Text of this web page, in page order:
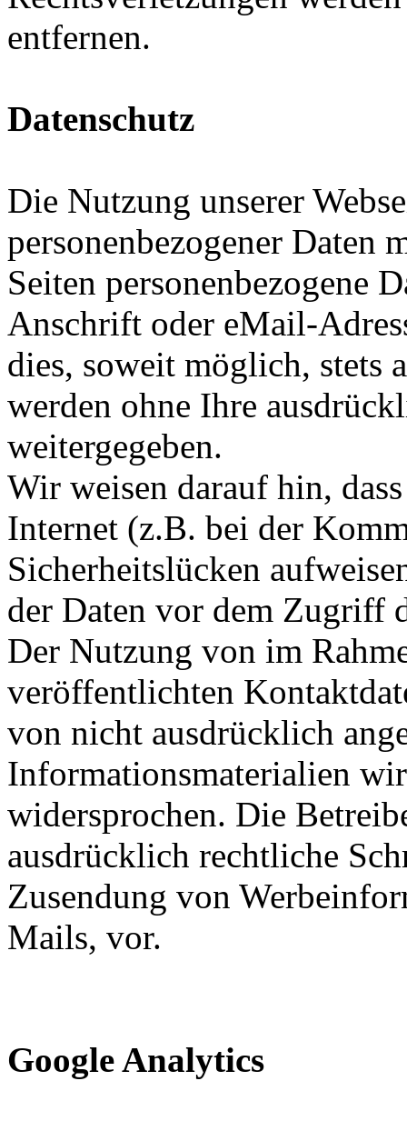
entfernen.
Datenschutz
Die Nutzung unserer
personenbezogener Daten
Seiten personenbezogene
Anschrift oder eMail-
dies, soweit möglich, stets
werden ohne Ihre
weitergegeben.
Wir weisen darauf hin,
Internet (z.B. bei der
Sicherheitslücken
der Daten vor dem Zugriff
Der Nutzung von im
veröffentlichten
von nicht ausdrücklich
Informationsmaterialien
widersprochen. Die
ausdrücklich rechtliche
Zusendung von
Mails, vor.
Google Analytics